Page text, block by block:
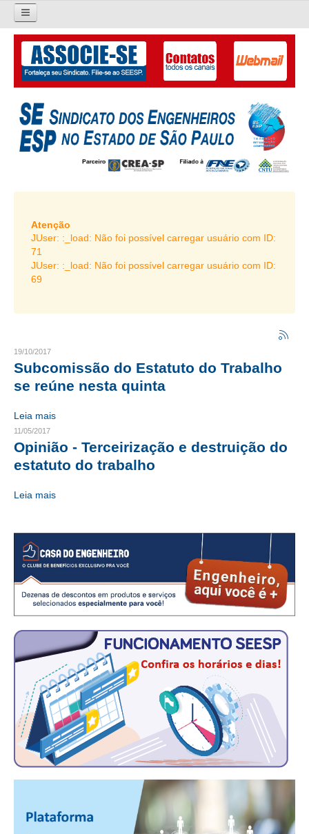
Pesquisar...
O SINDICATO
APRESENTAÇÃO
PALAVRA DO PRESIDENTE
DIRETORIA
LIVRO GESTÃO 2026-2029
SUBSEDES SINDICAIS
GALERIA EX-PRESIDENTES
CONSELHO TECNOLÓGICO
HISTÓRICO E ATUAÇÃO
COMPOSIÇÃO
CONSELHOS ASSESSORES
JURÍDICO
CONSULTORIA
ACORDOS, CONVENÇÕES E DISSÍDIOS
CONTRIBUIÇÕES
CONTRIBUIÇÃO ASSISTENCIAL
CONTRIBUIÇÃO ASSOCIATIVA OU ANUIDADE DE SÓCIO
CONTRIBUIÇÃO SINDICAL URBANA
REVISÃO DE APOSENTADORIA
FGTS CORREÇÃO
Atenção
JUser: :_load: Não foi possível carregar usuário com ID:
71
JUser: :_load: Não foi possível carregar usuário com ID:
69
19/10/2017
Subcomissão do Estatuto do Trabalho
se reúne nesta quinta
Leia mais
11/05/2017
Opinião - Terceirização e destruição do
estatuto do trabalho
Leia mais